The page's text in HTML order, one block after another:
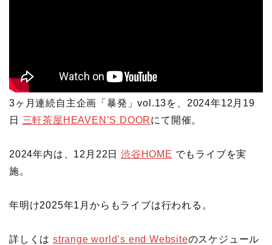
3ヶ月連続自主企画「暴発」vol.13を、2024年12月19
日 三軒茶屋HEAVEN’S DOORにて開催。
2024年内は、12月22日渋谷HOME でもライブを実
施。
年明け2025年1月からもライブは行われる。
詳しくは strange world’s end Websiteのスケジュール